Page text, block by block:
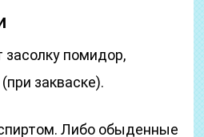
помидор,
закваске).
Либо обыденные